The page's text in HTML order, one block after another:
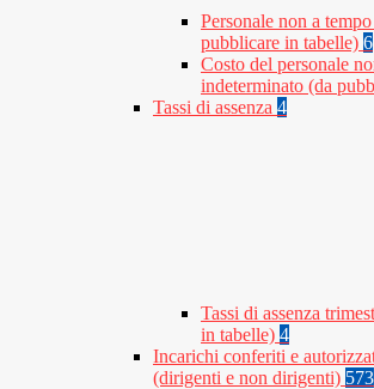
Personale non a
pubblicare in tabelle) 6
Costo del personale
indeterminato (da
Tassi di assenza 4
Tassi di assenza
in tabelle) 4
Incarichi conferiti e
(dirigenti e non dirigenti) 573